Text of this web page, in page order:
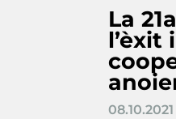
La
l’èxit
08.10.2021